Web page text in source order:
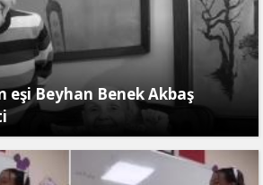
eşi Beyhan Benek Akbaş